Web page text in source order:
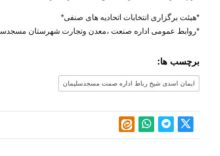
*هیئت برگزاری انتخابات اتحادیه های صنفی*
*روابط عمومی اداره صنعت ،معدن وتجارت شهرستان
برچسب ها:
ایمان اسدی شیخ رباط اداره صمت مسجدسلیمان